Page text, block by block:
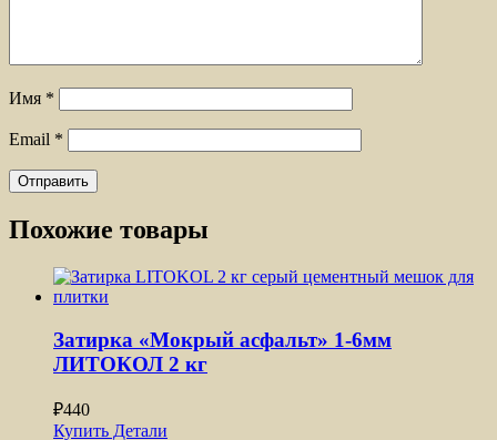
Имя *
Email *
Похожие товары
Затирка «Мокрый асфальт» 1-6мм
ЛИТОКОЛ 2 кг
₽440
Купить Детали